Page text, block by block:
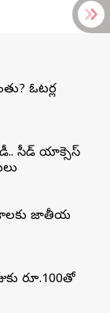
ఓటర్ల
సీడ్‌ యాక్సెస్‌
జాతీయ
రూ.100తో